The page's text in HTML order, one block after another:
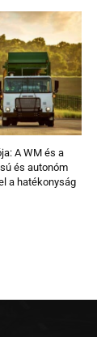
A WM és a
és autonóm
a hatékonyság